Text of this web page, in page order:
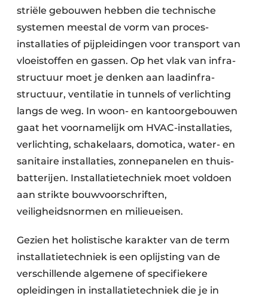
striële gebouwen hebben die technische
systemen meestal de vorm van proces­
installaties of pijp­leidingen voor transport van
vloei­stoffen en gassen. Op het vlak van infra­
structuur moet je denken aan laad­infra­
structuur, ventilatie in tunnels of ver­lichting
langs de weg. In woon- en kantoor­gebouwen
gaat het voornamelijk om HVAC-installaties,
ver­lichting, schakelaars, domotica, water- en
sanitaire installaties, zonnepanelen en thuis­
batterijen. Installatie­techniek moet voldoen
aan strikte bouwvoorschriften,
veiligheidsnormen en milieueisen.
Gezien het holistische karakter van de term
installatie­techniek is een oplijsting van de
verschillende algemene of specifiekere
opleidingen in installatie­techniek die je in